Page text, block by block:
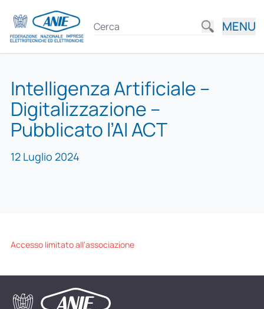
MENU
Intelligenza Artificiale –
Digitalizzazione –
Pubblicato l’AI ACT
12 Luglio 2024
Accesso limitato all'associazione